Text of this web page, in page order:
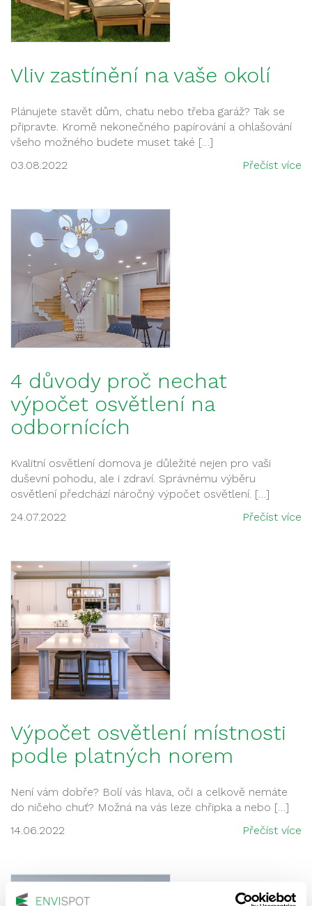
Vliv zastínění na vaše okolí
Plánujete stavět dům, chatu nebo třeba garáž? Tak se
připravte. Kromě nekonečného papírování a ohlašování
všeho možného budete muset také […]
03.08.2022
Přečíst více
4 důvody proč nechat
výpočet osvětlení na
odbornících
Kvalitní osvětlení domova je důležité nejen pro vaši
duševní pohodu, ale i zdraví. Správnému výběru
osvětlení předchází náročný výpočet osvětlení. […]
24.07.2022
Přečíst více
Výpočet osvětlení místnosti
podle platných norem
Není vám dobře? Bolí vás hlava, oči a celkově nemáte
do ničeho chuť? Možná na vás leze chřipka a nebo […]
14.06.2022
Přečíst více